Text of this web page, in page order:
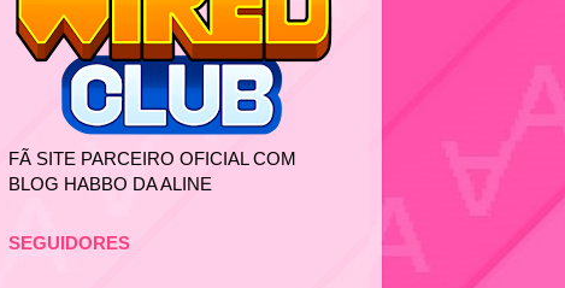
FÃ SITE PARCEIRO OFICIAL COM
BLOG HABBO DA ALINE
SEGUIDORES